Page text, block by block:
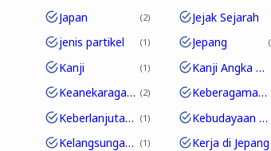
Japan 2 Jejak Sejarah
jenis partikel 1 Jepang
Kanji 1 Kanji Angka Dalam Bahasa Jepang
Keanekaragaman Budaya 2 Keberagaman Budaya
Keberlanjutan Bahasa 1 Kebudayaan Pop Jepang
Kelangsungan Edo-ben 1 Kerja di Jepang